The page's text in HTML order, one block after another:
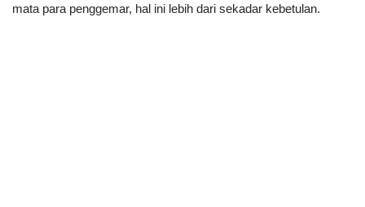
mata para penggemar, hal ini lebih dari sekadar kebetulan.